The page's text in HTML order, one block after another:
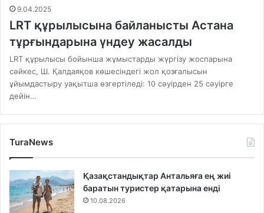
9.04.2025
LRT құрылысына байланысты Астана
тұрғындарына үндеу жасалды
LRT құрылысы бойынша жұмыстарды жүргізу жоспарына
сәйкес, Ш. Қалдаяқов көшесіндегі жол қозғалысын
ұйымдастыру уақытша өзгертіледі: 10 сәуірден 25 сәуірге
дейін…
TuraNews
Қазақстандықтар Антальяға ең жиі
баратын туристер қатарына енді
10.08.2026